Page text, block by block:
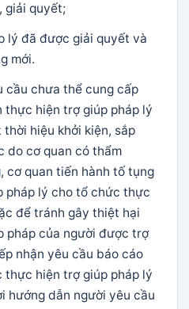
giải quyết;
lý đã được giải quyết và
mới.
cầu chưa thể cung cấp
thực hiện trợ giúp pháp lý
hiệu khởi kiện, sắp
do cơ quan có thẩm
cơ quan tiến hành tố tụng
pháp lý cho tổ chức thực
để tránh gây thiệt hại
pháp của người được trợ
nhận yêu cầu báo cáo
hiện trợ giúp pháp lý
hướng dẫn người yêu cầu